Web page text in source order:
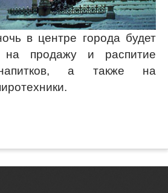
в центре города будет
на продажу и распитие
напитков, а также на